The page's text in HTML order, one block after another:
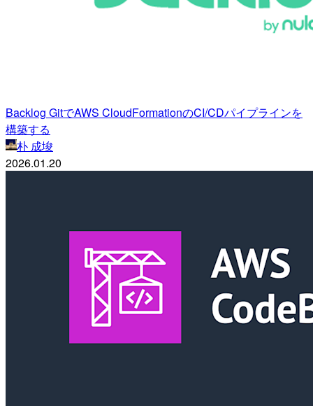
Backlog GitでAWS CloudFormationのCI/CDパイプラインを
構築する
朴 成埈
2026.01.20